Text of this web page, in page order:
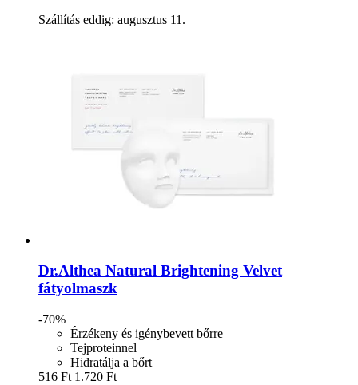
Szállítás eddig: augusztus 11.
Dr.Althea Natural Brightening Velvet
fátyolmaszk
-70%
Érzékeny és igénybevett bőrre
Tejproteinnel
Hidratálja a bőrt
516 Ft 1.720 Ft